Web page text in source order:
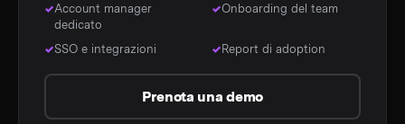
Account manager
dedicato
Onboarding del team
SSO e integrazioni Report di adoption
Prenota una demo